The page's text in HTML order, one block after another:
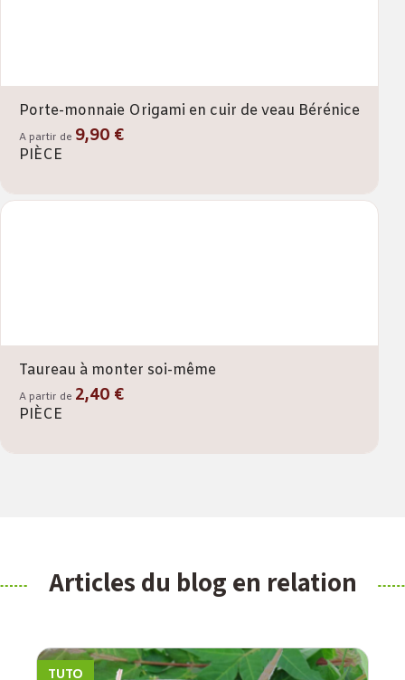
Porte-monnaie Origami en cuir de veau Bérénice
A partir de 9,90 €
PIÈCE
Taureau à monter soi-même
A partir de 2,40 €
PIÈCE
Articles du blog en relation
TUTO